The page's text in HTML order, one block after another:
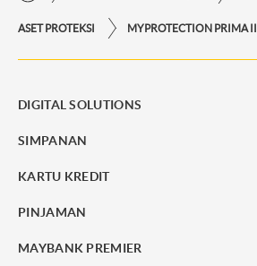
ASET PROTEKSI MYPROTECTION PRIMA II
DIGITAL SOLUTIONS
SIMPANAN
KARTU KREDIT
PINJAMAN
MAYBANK PREMIER